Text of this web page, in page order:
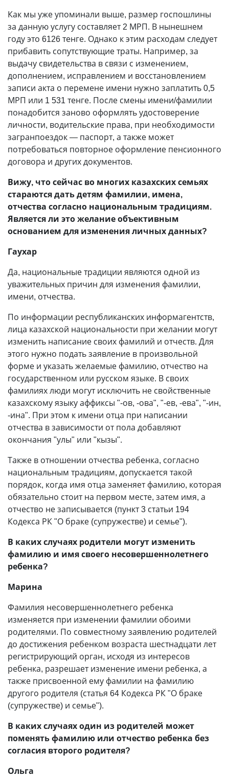
Как мы уже упоминали выше, размер госпошлины
за данную услугу составляет 2 МРП. В нынешнем
году это 6126 тенге. Однако к этим расходам следует
прибавить сопутствующие траты. Например, за
выдачу свидетельства в связи с изменением,
дополнением, исправлением и восстановлением
записи акта о перемене имени нужно заплатить 0,5
МРП или 1 531 тенге. После смены имени/фамилии
понадобится заново оформлять удостоверение
личности, водительские права, при необходимости
загранпоездок— паспорт, а также может
потребоваться повторное оформление пенсионного
договора и других документов.
Вижу, что сейчас во многих казахских семьях
стараются дать детям фамилии, имена,
отчества согласно национальным традициям.
Является ли это желание объективным
основанием для изменения личных данных?
Гаухар
Да, национальные традиции являются одной из
уважительных причин для изменения фамилии,
имени, отчества.
По информации республиканских ин­формагентств,
лица казахской национальности при желании могут
изменить написание своих фамилий и отчеств. Для
этого нужно подать заявление в произвольной
форме и указать желаемые фамилию, отчество на
государственном или русском языке. В своих
фамилиях люди могут исключить не свойственные
казахскому языку аффиксы "-ов, -ова", "-ев, -ева", "-ин,
-ина". При этом к имени отца при написании
отчества в зависимости от пола добавляют
окончания "улы" или "кызы".
Также в отношении отчества ребенка, согласно
национальным традициям, допускается такой
порядок, когда имя отца заменяет фамилию, которая
обязательно стоит на первом месте, затем имя, а
отчество не записывается (пункт 3 статьи 194
Кодекса РК "О браке (супружестве) и семье").
В каких случаях родители могут изменить
фамилию и имя своего несовершеннолетнего
ребенка?
Марина
Фамилия несовершеннолетнего ребенка
изменяется при изменении фамилии обоими
родителями. По совместному заявлению родителей
до достижения ребенком возраста шестнадцати лет
регистрирующий орган, исходя из интересов
ребенка, разрешает изменение имени ребенка, а
также присвоенной ему фамилии на фамилию
другого родителя (статья 64 Кодекса РК "О браке
(супружестве) и семье").
В каких случаях один из родителей может
поменять фамилию или отчество ребенка без
согласия второго родителя?
Ольга